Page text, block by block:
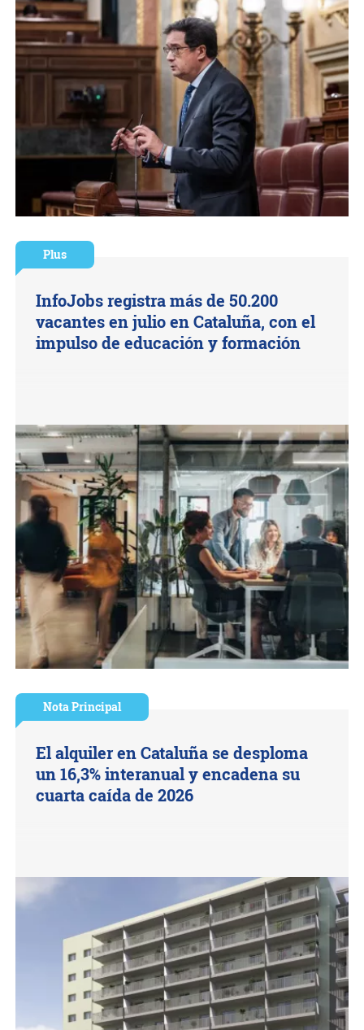
Plus
InfoJobs registra más de 50.200
vacantes en julio en Cataluña, con el
impulso de educación y formación
Nota Principal
El alquiler en Cataluña se desploma
un 16,3% interanual y encadena su
cuarta caída de 2026